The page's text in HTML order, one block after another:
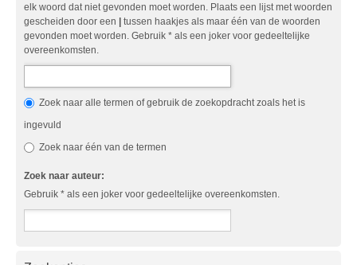
elk woord dat niet gevonden moet worden. Plaats een lijst met woorden
gescheiden door een
tussen haakjes als maar één van de woorden
gevonden moet worden. Gebruik * als een joker voor gedeeltelijke
overeenkomsten.
Zoek naar alle termen of gebruik de zoekopdracht zoals het is
ingevuld
Zoek naar één van de termen
Zoek naar auteur:
Gebruik * als een joker voor gedeeltelijke overeenkomsten.